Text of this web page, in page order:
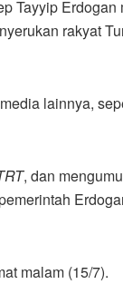
Tayyip Erdogan
rakyat
lainnya,
, dan
malam (15/7).